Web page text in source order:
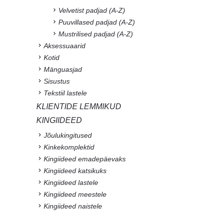
Velvetist padjad (A-Z)
Puuvillased padjad (A-Z)
Mustrilised padjad (A-Z)
Aksessuaarid
Kotid
Mänguasjad
Sisustus
Tekstiil lastele
KLIENTIDE LEMMIKUD
KINGIIDEED
Jõulukingitused
Kinkekomplektid
Kingiideed emadepäevaks
Kingiideed katsikuks
Kingiideed lastele
Kingiideed meestele
Kingiideed naistele